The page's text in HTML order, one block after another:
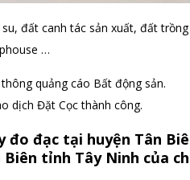
đất canh tác sản xuất, đất
…
quảng cáo Bất động sản.
dịch Đặt Cọc thành công.
đo đạc tại huyện Tân
tỉnh Tây Ninh của